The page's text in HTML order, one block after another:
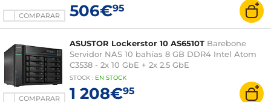
COMPARAR 506€95
COMPARAR
ASUSTOR Lockerstor 10 AS6510T Barebone
Servidor NAS 10 bahías 8 GB DDR4 Intel Atom
C3538 - 2x 10 GbE + 2x 2.5 GbE
STOCK : EN STOCK
1 208€95